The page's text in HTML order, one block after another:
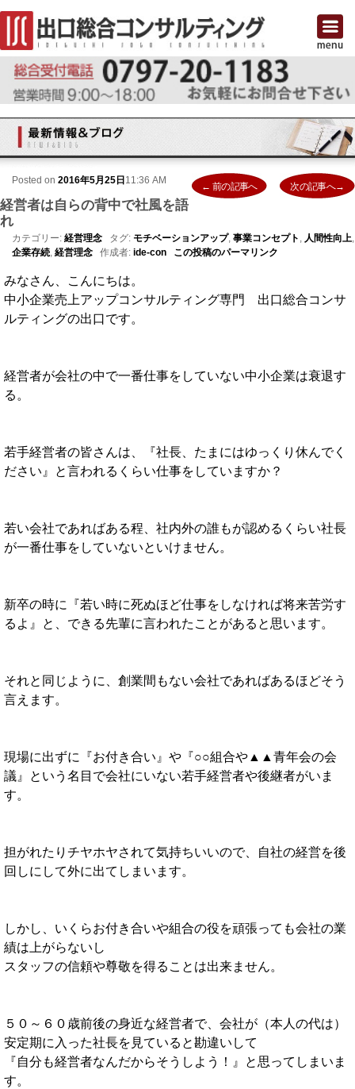
投稿ナビゲーション
← 前の記事へ
次の記事へ→
経営者は自らの背中で社風を語
れ
Posted on 2016年5月25日 11:36 AM
カテゴリー: 経営理念 タグ: モチベーションアップ, 事業コンセプト , 人間性向上,
企業存続, 経営理念 作成者: ide-con この投稿のパーマリンク
みなさん、こんにちは。
中小企業売上アップコンサルティング専門 出口総合コンサ
ルティングの出口です。
経営者が会社の中で一番仕事をしていない中小企業は衰退す
る。
若手経営者の皆さんは、『社長、たまにはゆっくり休んでく
ださい』と言われるくらい仕事をしていますか？
若い会社であればある程、社内外の誰もが認めるくらい社長
が一番仕事をしていないといけません。
新卒の時に『若い時に死ぬほど仕事をしなければ将来苦労す
るよ』と、できる先輩に言われたことがあると思います。
それと同じように、創業間もない会社であればあるほどそう
言えます。
現場に出ずに『お付き合い』や『○○組合や▲▲青年会の会
議』という名目で会社にいない若手経営者や後継者がいま
す。
担がれたりチヤホヤされて気持ちいいので、自社の経営を後
回しにして外に出てしまいます。
しかし、いくらお付き合いや組合の役を頑張っても会社の業
績は上がらないし
スタッフの信頼や尊敬を得ることは出来ません。
５０～６０歳前後の身近な経営者で、会社が（本人の代は）
安定期に入った社長を見ていると勘違いして
『自分も経営者なんだからそうしよう！』と思ってしまいま
す。